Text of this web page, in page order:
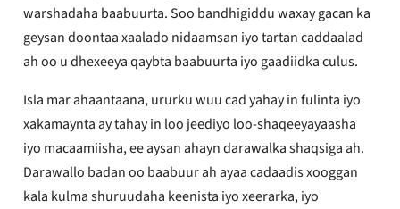
warshadaha baabuurta. Soo bandhigiddu waxay gacan ka
geysan doontaa xaalado nidaamsan iyo tartan caddaalad
ah oo u dhexeeya qaybta baabuurta iyo gaadiidka culus.
Isla mar ahaantaana, ururku wuu cad yahay in fulinta iyo
xakamaynta ay tahay in loo jeediyo loo-shaqeeyayaasha
iyo macaamiisha, ee aysan ahayn darawalka shaqsiga ah.
Darawallo badan oo baabuur ah ayaa cadaadis xooggan
kala kulma shuruudaha keenista iyo xeerarka, iyo